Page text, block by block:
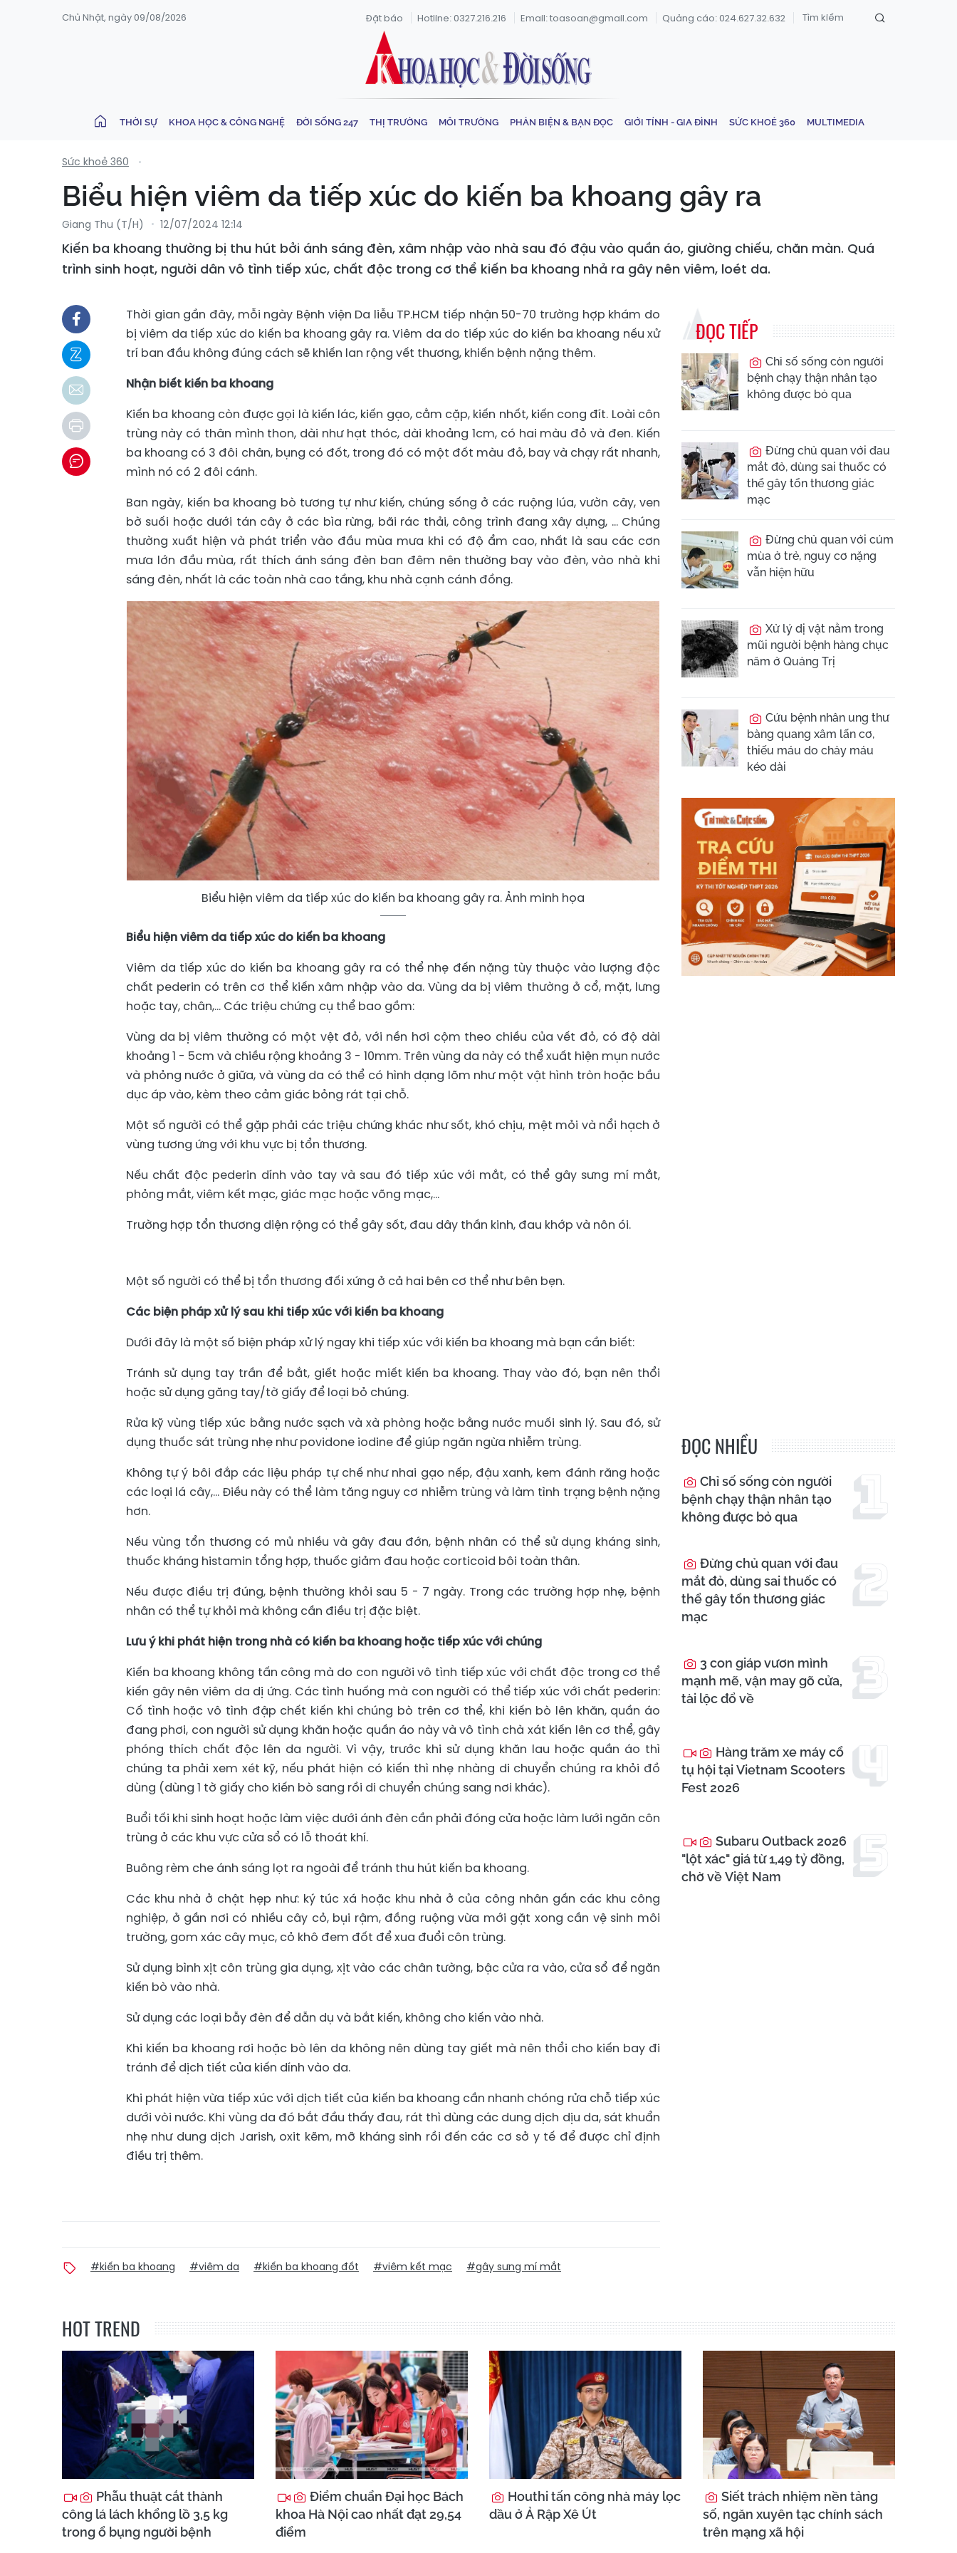
Chủ Nhật, ngày 09/08/2026 Đặt báo Hotline: 0327.216.216 Email: toasoan@gmail.com Quảng cáo: 024.627.32.632
THỜI SỰ KHOA HỌC & CÔNG NGHỆ ĐỜI SỐNG 247 THỊ TRƯỜNG MÔI TRƯỜNG PHẢN BIỆN & BẠN ĐỌC GIỚI TÍNH - GIA ĐÌNH SỨC KHOẺ 360 MULTIMEDIA
Sức khoẻ 360
Biểu hiện viêm da tiếp xúc do kiến ba khoang gây ra
Giang Thu (T/H) 12/07/2024 12:14
Kiến ba khoang thường bị thu hút bởi ánh sáng đèn, xâm nhập vào nhà sau đó đậu vào quần áo, giường chiếu, chăn màn. Quá
trình sinh hoạt, người dân vô tình tiếp xúc, chất độc trong cơ thể kiến ba khoang nhả ra gây nên viêm, loét da.
Thời gian gần đây, mỗi ngày Bệnh viện Da liễu TP.HCM tiếp nhận 50-70 trường hợp khám do
bị viêm da tiếp xúc do kiến ba khoang gây ra. Viêm da do tiếp xúc do kiến ba khoang nếu xử
trí ban đầu không đúng cách sẽ khiến lan rộng vết thương, khiến bệnh nặng thêm.
Nhận biết kiến ba khoang
Kiến ba khoang còn được gọi là kiến lác, kiến gạo, cằm cặp, kiến nhốt, kiến cong đít. Loài côn
trùng này có thân mình thon, dài như hạt thóc, dài khoảng 1cm, có hai màu đỏ và đen. Kiến
ba khoang có 3 đôi chân, bụng có đốt, trong đó có một đốt màu đỏ, bay và chạy rất nhanh,
mình nó có 2 đôi cánh.
Ban ngày, kiến ba khoang bò tương tự như kiến, chúng sống ở các ruộng lúa, vườn cây, ven
bờ suối hoặc dưới tán cây ở các bìa rừng, bãi rác thải, công trình đang xây dựng, ... Chúng
thường xuất hiện và phát triển vào đầu mùa mưa khi có độ ẩm cao, nhất là sau các cơn
mưa lớn đầu mùa, rất thích ánh sáng đèn ban đêm nên thường bay vào đèn, vào nhà khi
sáng đèn, nhất là các toàn nhà cao tầng, khu nhà cạnh cánh đồng.
Biểu hiện viêm da tiếp xúc do kiến ba khoang gây ra. Ảnh minh họa
Biểu hiện viêm da tiếp xúc do kiến ba khoang
Viêm da tiếp xúc do kiến ba khoang gây ra có thể nhẹ đến nặng tùy thuộc vào lượng độc
chất pederin có trên cơ thể kiến xâm nhập vào da. Vùng da bị viêm thường ở cổ, mặt, lưng
hoặc tay, chân,... Các triệu chứng cụ thể bao gồm:
Vùng da bị viêm thường có một vệt đỏ, với nền hơi cộm theo chiều của vết đỏ, có độ dài
khoảng 1 - 5cm và chiều rộng khoảng 3 - 10mm. Trên vùng da này có thể xuất hiện mụn nước
và phỏng nước ở giữa, và vùng da có thể có hình dạng lõm như một vật hình tròn hoặc bầu
dục áp vào, kèm theo cảm giác bỏng rát tại chỗ.
Một số người có thể gặp phải các triệu chứng khác như sốt, khó chịu, mệt mỏi và nổi hạch ở
vùng tương ứng với khu vực bị tổn thương.
Nếu chất độc pederin dính vào tay và sau đó tiếp xúc với mắt, có thể gây sưng mí mắt,
phỏng mắt, viêm kết mạc, giác mạc hoặc võng mạc,...
Trường hợp tổn thương diện rộng có thể gây sốt, đau dây thần kinh, đau khớp và nôn ói.
Một số người có thể bị tổn thương đối xứng ở cả hai bên cơ thể như bên bẹn.
Các biện pháp xử lý sau khi tiếp xúc với kiến ba khoang
Dưới đây là một số biện pháp xử lý ngay khi tiếp xúc với kiến ba khoang mà bạn cần biết:
Tránh sử dụng tay trần để bắt, giết hoặc miết kiến ba khoang. Thay vào đó, bạn nên thổi
hoặc sử dụng găng tay/tờ giấy để loại bỏ chúng.
Rửa kỹ vùng tiếp xúc bằng nước sạch và xà phòng hoặc bằng nước muối sinh lý. Sau đó, sử
dụng thuốc sát trùng nhẹ như povidone iodine để giúp ngăn ngừa nhiễm trùng.
Không tự ý bôi đắp các liệu pháp tự chế như nhai gạo nếp, đậu xanh, kem đánh răng hoặc
các loại lá cây,... Điều này có thể làm tăng nguy cơ nhiễm trùng và làm tình trạng bệnh nặng
hơn.
Nếu vùng tổn thương có mủ nhiều và gây đau đớn, bệnh nhân có thể sử dụng kháng sinh,
thuốc kháng histamin tổng hợp, thuốc giảm đau hoặc corticoid bôi toàn thân.
Nếu được điều trị đúng, bệnh thường khỏi sau 5 - 7 ngày. Trong các trường hợp nhẹ, bệnh
nhân có thể tự khỏi mà không cần điều trị đặc biệt.
Lưu ý khi phát hiện trong nhà có kiến ba khoang hoặc tiếp xúc với chúng
Kiến ba khoang không tấn công mà do con người vô tình tiếp xúc với chất độc trong cơ thể
kiến gây nên viêm da dị ứng. Các tình huống mà con người có thể tiếp xúc với chất pederin:
Cố tình hoặc vô tình đập chết kiến khi chúng bò trên cơ thể, khi kiến bò lên khăn, quần áo
đang phơi, con người sử dụng khăn hoặc quần áo này và vô tình chà xát kiến lên cơ thể, gây
phóng thích chất độc lên da người. Vì vậy, trước khi sử dụng khăn lau hoặc quần áo thì
chúng ta phải xem xét kỹ, nếu phát hiện có kiến thì nhẹ nhàng di chuyển chúng ra khỏi đồ
dùng (dùng 1 tờ giấy cho kiến bò sang rồi di chuyển chúng sang nơi khác).
Buổi tối khi sinh hoạt hoặc làm việc dưới ánh đèn cần phải đóng cửa hoặc làm lưới ngăn côn
trùng ở các khu vực cửa sổ có lỗ thoát khí.
Buông rèm che ánh sáng lọt ra ngoài để tránh thu hút kiến ba khoang.
Các khu nhà ở chật hẹp như: ký túc xá hoặc khu nhà ở của công nhân gần các khu công
nghiệp, ở gần nơi có nhiều cây cỏ, bụi rậm, đồng ruộng vừa mới gặt xong cần vệ sinh môi
trường, gom xác cây mục, cỏ khô đem đốt để xua đuổi côn trùng.
Sử dụng bình xịt côn trùng gia dụng, xịt vào các chân tường, bậc cửa ra vào, cửa sổ để ngăn
kiến bò vào nhà.
Sử dụng các loại bẫy đèn để dẫn dụ và bắt kiến, không cho kiến vào nhà.
Khi kiến ba khoang rơi hoặc bò lên da không nên dùng tay giết mà nên thổi cho kiến bay đi
tránh để dịch tiết của kiến dính vào da.
Khi phát hiện vừa tiếp xúc với dịch tiết của kiến ba khoang cần nhanh chóng rửa chỗ tiếp xúc
dưới vòi nước. Khi vùng da đó bắt đầu thấy đau, rát thì dùng các dung dịch dịu da, sát khuẩn
nhẹ như dung dịch Jarish, oxit kẽm, mỡ kháng sinh rồi đến các cơ sở y tế để được chỉ định
điều trị thêm.
#kiến ba khoang #viêm da #kiến ba khoang đốt #viêm kết mạc #gây sưng mí mắt
ĐỌC TIẾP
Chỉ số sống còn người
bệnh chạy thận nhân tạo
không được bỏ qua
Đừng chủ quan với đau
mắt đỏ, dùng sai thuốc có
thể gây tổn thương giác
mạc
Đừng chủ quan với cúm
mùa ở trẻ, nguy cơ nặng
vẫn hiện hữu
Xử lý dị vật nằm trong
mũi người bệnh hàng chục
năm ở Quảng Trị
Cứu bệnh nhân ung thư
bàng quang xâm lấn cơ,
thiếu máu do chảy máu
kéo dài
ĐỌC NHIỀU
Chỉ số sống còn người
bệnh chạy thận nhân tạo
không được bỏ qua
Đừng chủ quan với đau
mắt đỏ, dùng sai thuốc có
thể gây tổn thương giác
mạc
3 con giáp vươn mình
mạnh mẽ, vận may gõ cửa,
tài lộc đổ về
Hàng trăm xe máy cổ
tụ hội tại Vietnam Scooters
Fest 2026
Subaru Outback 2026
"lột xác" giá từ 1,49 tỷ đồng,
chờ về Việt Nam
HOT TREND
Phẫu thuật cắt thành
công lá lách khổng lồ 3,5 kg
trong ổ bụng người bệnh
Điểm chuẩn Đại học Bách
khoa Hà Nội cao nhất đạt 29,54
điểm
Houthi tấn công nhà máy lọc
dầu ở Ả Rập Xê Út
Siết trách nhiệm nền tảng
số, ngăn xuyên tạc chính sách
trên mạng xã hội